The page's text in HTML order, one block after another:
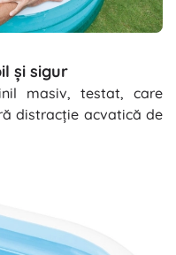
și sigur
masiv, testat, care
distracție acvatică de